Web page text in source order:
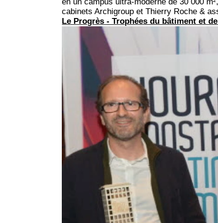
cabinets Archigroup et Thierry Roche &
Le Progrès - Trophées du bâtiment et